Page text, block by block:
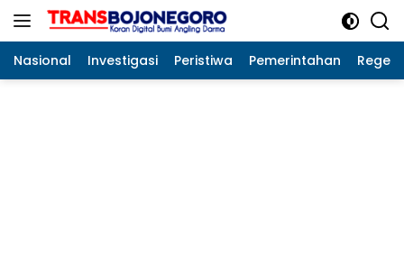
Langsung
Nasional Investigasi Peristiwa Pemerintahan